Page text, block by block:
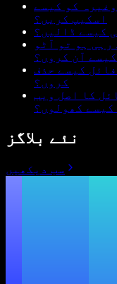
کو کیسے
اسکیپ کریں؟
کیسے ڈالیں؟
ہو تو آٹو
آن کروں؟
کیسے حذف
کروں؟
کا اصل ویب
کیسے کھولوں؟
نئے بلاگز
سب دیکھیں